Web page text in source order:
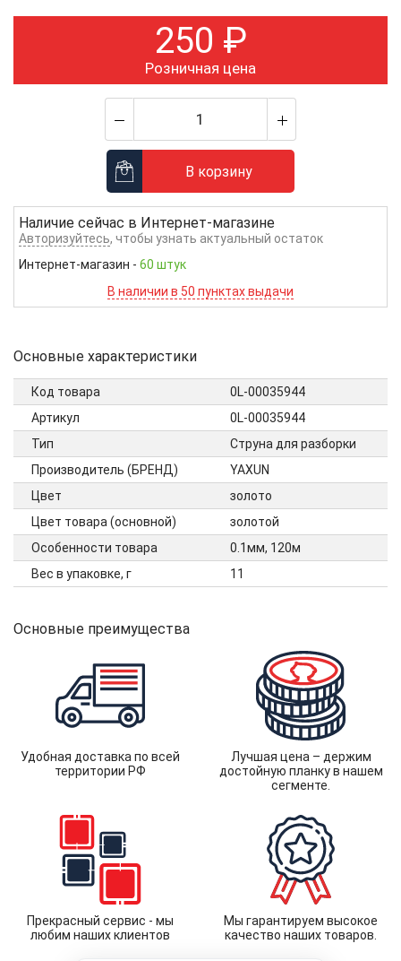
250 ₽
Розничная цена
В корзину
Наличие сейчас в Интернет-магазине
Авторизуйтесь, чтобы узнать актуальный остаток
Интернет-магазин - 60 штук
В наличии в 50 пунктах выдачи
Основные характеристики
Код товара
0L-00035944
Артикул
0L-00035944
Тип
Струна для разборки
Производитель (БРЕНД)
YAXUN
Цвет
золото
Цвет товара (основной)
золотой
Особенности товара
0.1мм, 120м
Вес в упаковке, г
11
Основные преимущества
Удобная доставка по всей
территории РФ
Лучшая цена – держим
достойную планку в нашем
сегменте.
Прекрасный сервис - мы
любим наших клиентов
Мы гарантируем высокое
качество наших товаров.